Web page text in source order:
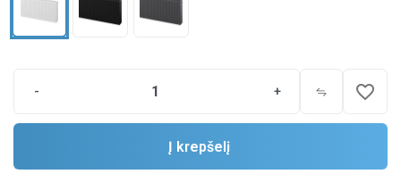
- + favorite_border
Į krepšelį